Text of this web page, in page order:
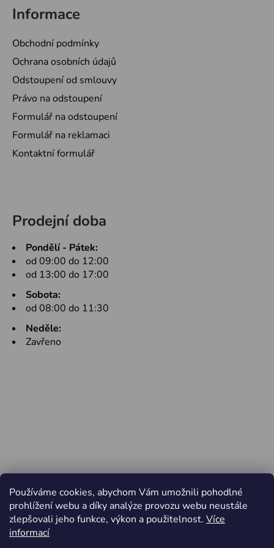
Používáme cookies, abychom Vám umožnili pohodlné
prohlížení webu a díky analýze provozu webu neustále
zlepšovali jeho funkce, výkon a použitelnost. Více
informací
Informace
Obchodní podmínky
Ochrana osobních údajů
Odstoupení od smlouvy
Právo na odstoupení
Formulář na odstoupení
Formulář na reklamaci
Kontaktní formulář
Prodejní doba
Pondělí - Pátek:
od 09:00 do 12:00
od 13:00 do 17:00
Sobota:
od 08:00 do 11:30
Neděle:
Zavřeno